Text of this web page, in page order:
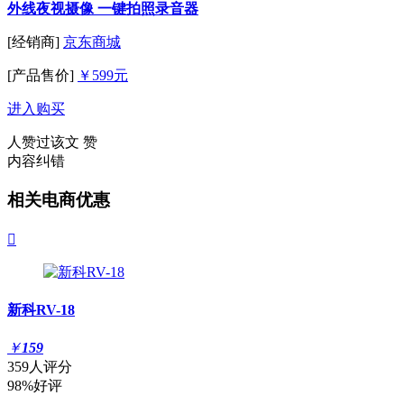
外线夜视摄像 一键拍照录音器
[经销商] 京东商城
[产品售价] ￥599元
进入购买
人赞过该文 赞
内容纠错
相关电商优惠

新科RV-18
￥159
359人评分
98%好评